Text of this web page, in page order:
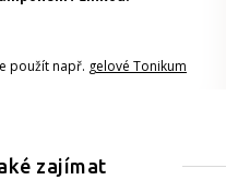
použít např. gelové Tonikum
zajímat